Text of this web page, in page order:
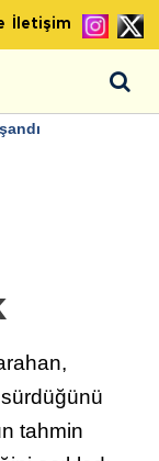
İletişim
tahmin